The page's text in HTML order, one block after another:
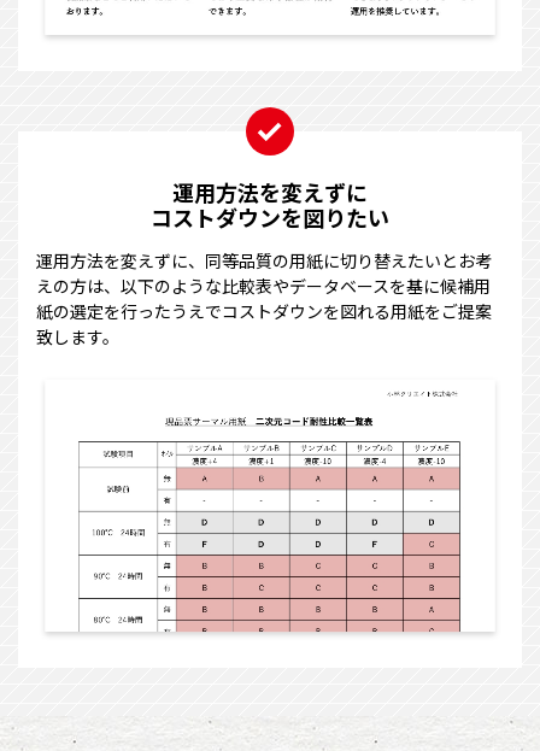
運用方法を変えずに
コストダウンを図りたい
運用方法を変えずに、同等品質の用紙に切り替えたいとお考
えの方は、以下のような比較表やデータベースを基に候補用
紙の選定を行ったうえでコストダウンを図れる用紙をご提案
致します。